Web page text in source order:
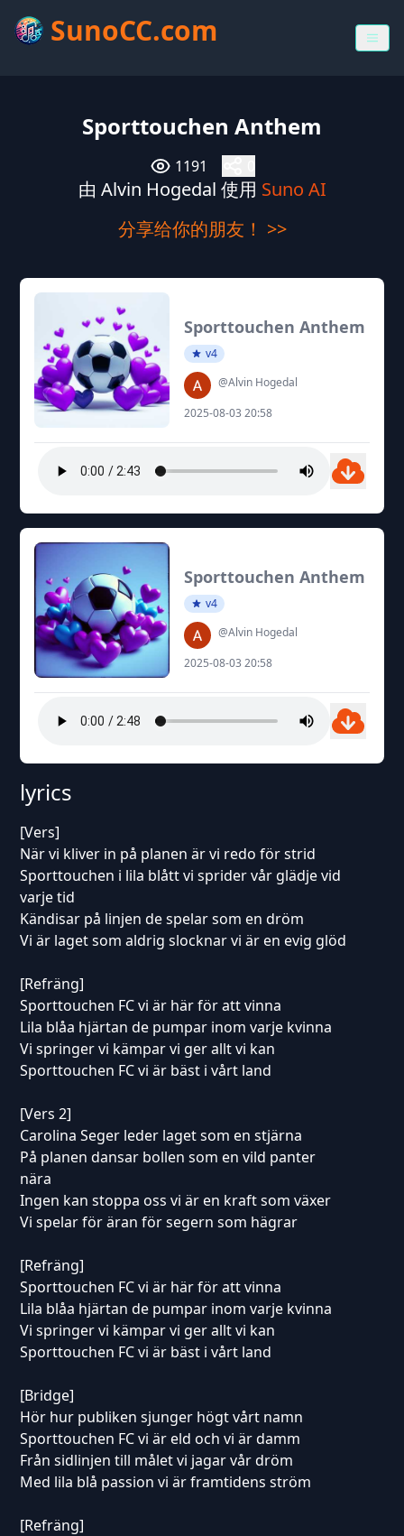
SunoCC.com
Sporttouchen Anthem
1191
由 Alvin Hogedal 使用 Suno AI
分享给你的朋友！ >>
Sporttouchen Anthem
v4
@Alvin Hogedal
2025-08-03 20:58
Sporttouchen Anthem
v4
@Alvin Hogedal
2025-08-03 20:58
lyrics
[Vers]
När vi kliver in på planen är vi redo för strid
Sporttouchen i lila blått vi sprider vår glädje vid
varje tid
Kändisar på linjen de spelar som en dröm
Vi är laget som aldrig slocknar vi är en evig glöd
[Refräng]
Sporttouchen FC vi är här för att vinna
Lila blåa hjärtan de pumpar inom varje kvinna
Vi springer vi kämpar vi ger allt vi kan
Sporttouchen FC vi är bäst i vårt land
[Vers 2]
Carolina Seger leder laget som en stjärna
På planen dansar bollen som en vild panter
nära
Ingen kan stoppa oss vi är en kraft som växer
Vi spelar för äran för segern som hägrar
[Refräng]
Sporttouchen FC vi är här för att vinna
Lila blåa hjärtan de pumpar inom varje kvinna
Vi springer vi kämpar vi ger allt vi kan
Sporttouchen FC vi är bäst i vårt land
[Bridge]
Hör hur publiken sjunger högt vårt namn
Sporttouchen FC vi är eld och vi är damm
Från sidlinjen till målet vi jagar vår dröm
Med lila blå passion vi är framtidens ström
[Refräng]